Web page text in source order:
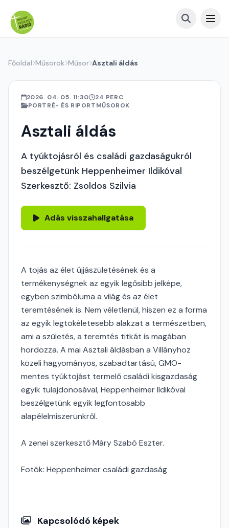
Főoldal Műsorok Műsor Asztali áldás
2026. 04. 05. 11:30
24 PERC
PORTRÉ- ÉS RIPORTMŰSOROK
Asztali áldás
A tyúktojásról és családi gazdaságukról
beszélgetünk Heppenheimer Ildikóval
Szerkesztő: Zsoldos Szilvia
Adás visszahallgatása
A tojás az élet újjászületésének és a
termékenységnek az egyik legősibb jelképe,
egyben szimbóluma a világ és az élet
teremtésének is. Nem véletlenül, hiszen ez a forma
az egyik legtökéletesebb alakzat a természetben,
ami a születés, a teremtés titkát is magában
hordozza. A mai Asztali áldásban a Villányhoz
közeli hagyományos, szabadtartású, GMO-
mentes tyúktojást termelő családi kisgazdaság
egyik tulajdonosával, Heppenheimer Ildikóval
beszélgetünk egyik legfontosabb
alapélelmiszerünkről.
A zenei szerkesztő Máry Szabó Eszter.
Fotók: Heppenheimer családi gazdaság
Kapcsolódó képek